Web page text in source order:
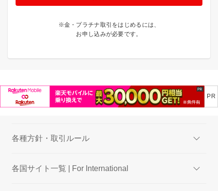
※金・プラチナ取引をはじめるには、
お申し込みが必要です。
各種方針・取引ルール
各国サイト一覧 | For International